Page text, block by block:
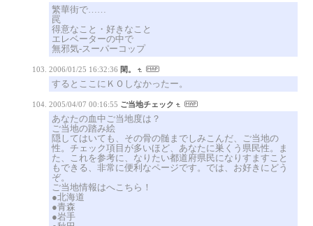
繁華街で……
罠
得意なこと・好きなこと
エレベーターの中で
無邪気-スーパーコップ
2006/01/25 16:32:36 閑。
するとここにＫＯしなかったー。
2005/04/07 00:16:55 ご当地チェック
あなたの血中ご当地度は？
ご当地の踏み絵
隠してはいても、その骨の髄までしみこんだ、ご当地の
性。チェック項目が多いほど、あなたに巣くう県民性。ま
た、これを参考に、なりたい都道府県民になりすますこと
もできる、非常に便利なページです。では、お好きにどう
ぞ。
ご当地情報はへこちら！
●北海道
●青森
●岩手